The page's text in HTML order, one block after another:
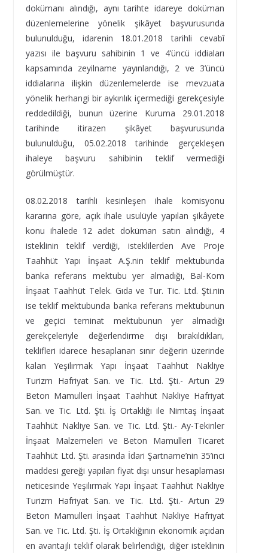
dokümanı alındığı, aynı tarihte idareye doküman
düzenlemelerine yönelik şikâyet başvurusunda
bulunulduğu, idarenin 18.01.2018 tarihli cevabî
yazısı ile başvuru sahibinin 1 ve 4’üncü iddiaları
kapsamında zeyilname yayınlandığı, 2 ve 3’üncü
iddialarına ilişkin düzenlemelerde ise mevzuata
yönelik herhangi bir aykırılık içermediği gerekçesiyle
reddedildiği, bunun üzerine Kuruma 29.01.2018
tarihinde itirazen şikâyet başvurusunda
bulunulduğu, 05.02.2018 tarihinde gerçekleşen
ihaleye başvuru sahibinin teklif vermediği
görülmüştür.
08.02.2018 tarihli kesinleşen ihale komisyonu
kararına göre, açık ihale usulüyle yapılan şikâyete
konu ihalede 12 adet doküman satın alındığı, 4
isteklinin teklif verdiği, isteklilerden Ave Proje
Taahhüt Yapı İnşaat A.Ş.nin teklif mektubunda
banka referans mektubu yer almadığı, Bal-Kom
İnşaat Taahhüt Telek. Gıda ve Tur. Tic. Ltd. Şti.nin
ise teklif mektubunda banka referans mektubunun
ve geçici teminat mektubunun yer almadığı
gerekçeleriyle değerlendirme dışı bırakıldıkları,
teklifleri idarece hesaplanan sınır değerin üzerinde
kalan Yeşilırmak Yapı İnşaat Taahhüt Nakliye
Turizm Hafriyat San. ve Tic. Ltd. Şti.- Artun 29
Beton Mamulleri İnşaat Taahhüt Nakliye Hafriyat
San. ve Tic. Ltd. Şti. İş Ortaklığı ile Nimtaş İnşaat
Taahhüt Nakliye San. ve Tic. Ltd. Şti.- Ay-Tekinler
İnşaat Malzemeleri ve Beton Mamulleri Ticaret
Taahhüt Ltd. Şti. arasında İdari Şartname’nin 35’inci
maddesi gereği yapılan fiyat dışı unsur hesaplaması
neticesinde Yeşilırmak Yapı İnşaat Taahhüt Nakliye
Turizm Hafriyat San. ve Tic. Ltd. Şti.- Artun 29
Beton Mamulleri İnşaat Taahhüt Nakliye Hafriyat
San. ve Tic. Ltd. Şti. İş Ortaklığının ekonomik açıdan
en avantajlı teklif olarak belirlendiği, diğer isteklinin